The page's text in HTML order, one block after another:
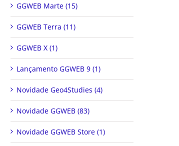
GGWEB Marte (15)
GGWEB Terra (11)
GGWEB X (1)
Lançamento GGWEB 9 (1)
Novidade Geo4Studies (4)
Novidade GGWEB (83)
Novidade GGWEB Store (1)